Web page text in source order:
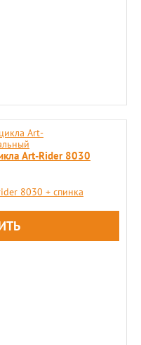
Art-Rider 8030
8030 + спинка